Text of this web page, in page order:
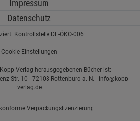
Impressum
Datenschutz
Kontrollstelle DE-ÖKO-006
Cookie-Einstellungen
Verlag herausgegebenen Bücher ist:
Str. 10 - 72108 Rottenburg a. N. - info@kopp-
verlag.de
Verpackungslizenzierung